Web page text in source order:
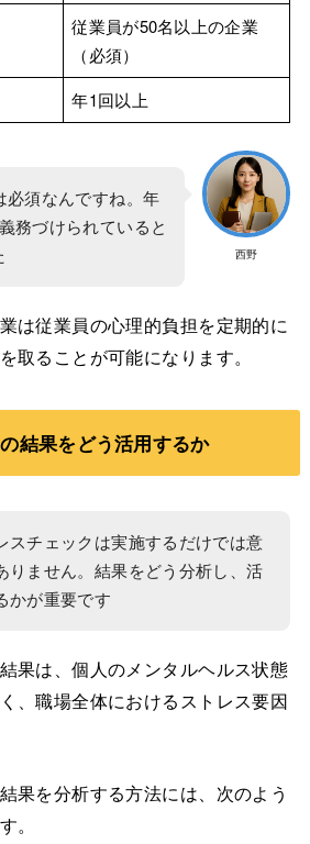
従業員が50名以上の企業
（必須）
年1回以上
西野
必須なんですね。年
務づけられていると
は従業員の心理的負担を定期的に
取ることが可能になります。
結果をどう活用するか
スチェックは実施するだけでは意
りません。結果をどう分析し、活
かが重要です
果は、個人のメンタルヘルス状態
、職場全体におけるストレス要因
果を分析する方法には、次のよう
。